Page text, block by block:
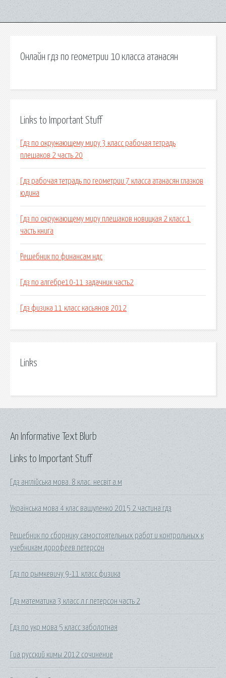
Онлайн гдз по геометрии 10 класса атанасян
Links to Important Stuff
Гдз по окружающему миру 3 класс рабочая тетрадь
плешаков 2 часть 20
Гдз рабочая тетрадь по геометрии 7 класса атанасян глазков
юдина
Гдз по окружающему миру плешаков новицкая 2 класс 1
часть книга
Решебник по финансам ндс
Гдз по алгебре10-11 задачник часть2
Гдз физика 11 класс касьянов 2012
Links
Links to Important Stuff
Гдз англійська мова. 8 клас. несвіт а.м
Українська мова 4 клас вашуленко 2015 2 частина гдз
Решебник по сборнику самостоятельных работ и контрольных к
учебникам дорофеев петерсон
Гдз по рымкевичу 9-11 класс физика
Гдз математика 3 класс л.г.петерсон часть 2
Гдз по укр мова 5 класс заболотная
Гиа русский кимы 2012 сочинение
An Informative Text Blurb